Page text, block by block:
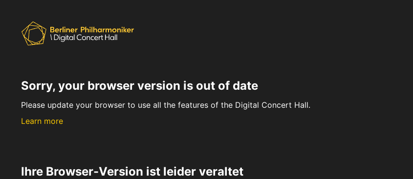
Sorry, your browser version is out of date
Please update your browser to use all the features of the Digital Concert Hall.
Learn more
Ihre Browser-Version ist leider veraltet